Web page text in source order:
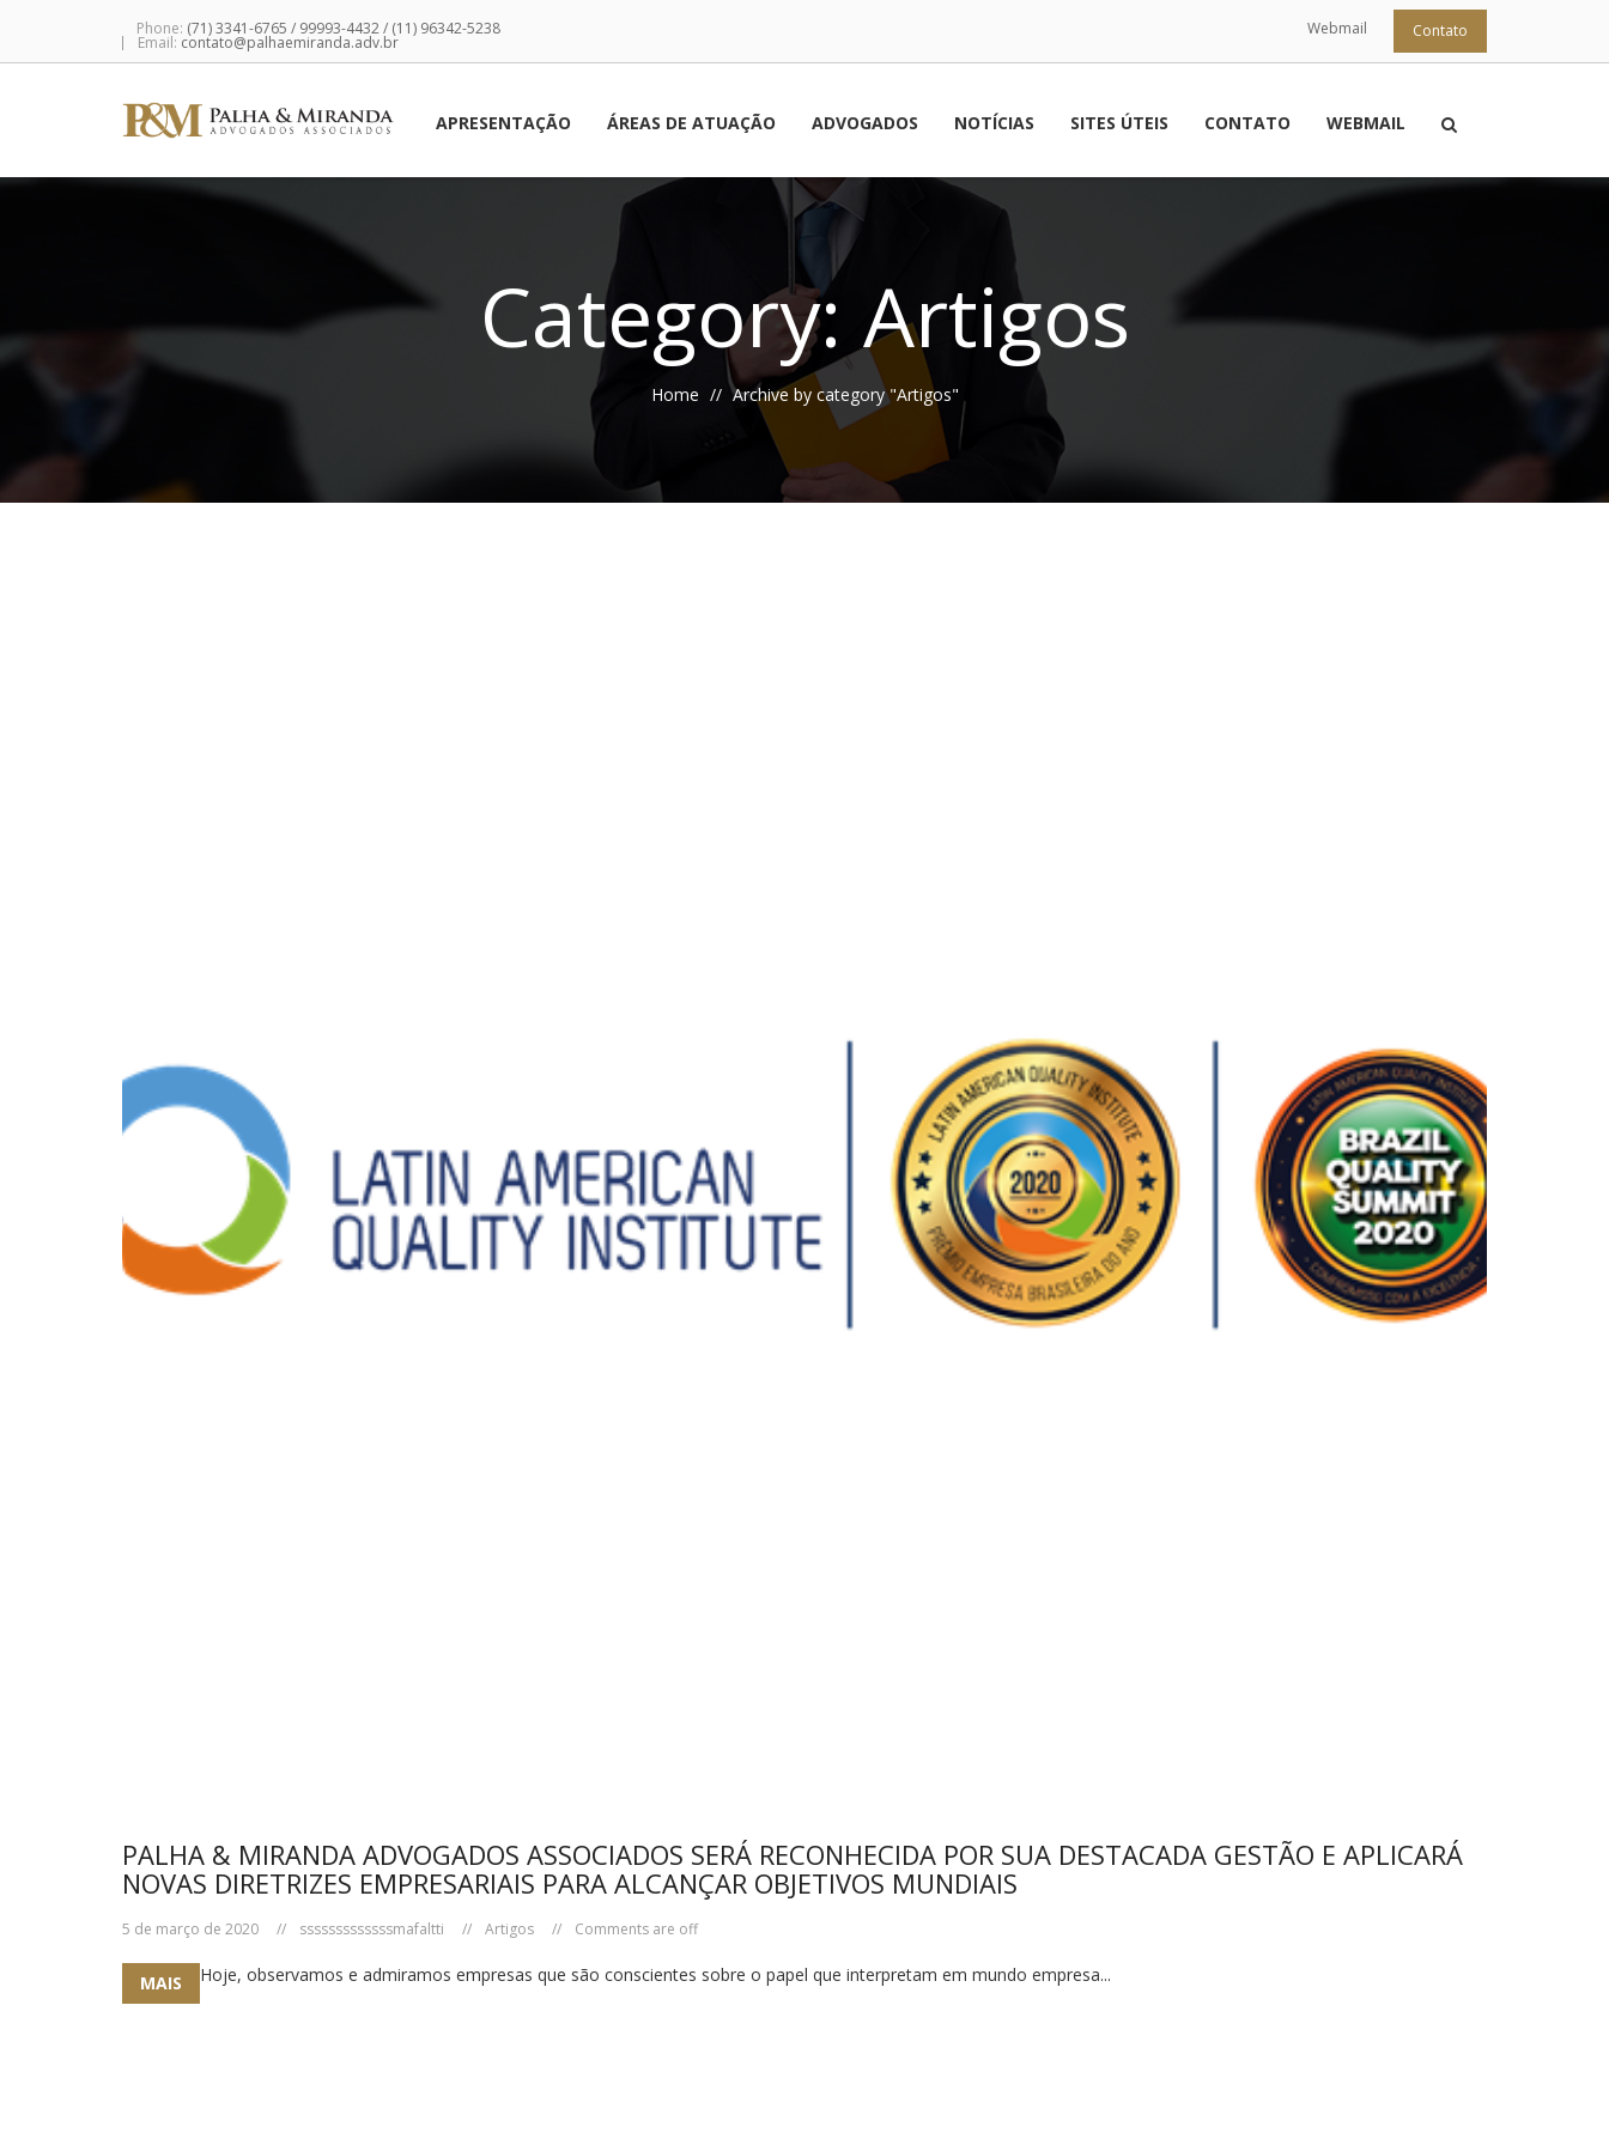
Phone: (71) 3341-6765 / 99993-4432 / (11) 96342-5238
Email: contato@palhaemiranda.adv.br
Contato
Webmail
APRESENTAÇÃO ÁREAS DE ATUAÇÃO ADVOGADOS NOTÍCIAS SITES ÚTEIS CONTATO WEBMAIL
Category: Artigos
Home Archive by category "Artigos"
PALHA & MIRANDA ADVOGADOS ASSOCIADOS SERÁ RECONHECIDA POR SUA DESTACADA GESTÃO E APLICARÁ
NOVAS DIRETRIZES EMPRESARIAIS PARA ALCANÇAR OBJETIVOS MUNDIAIS
5 de março de 2020 sssssssssssssmafaltti Artigos Comments are off
Hoje, observamos e admiramos empresas que são conscientes sobre o papel que interpretam em mundo empresa...
MAIS